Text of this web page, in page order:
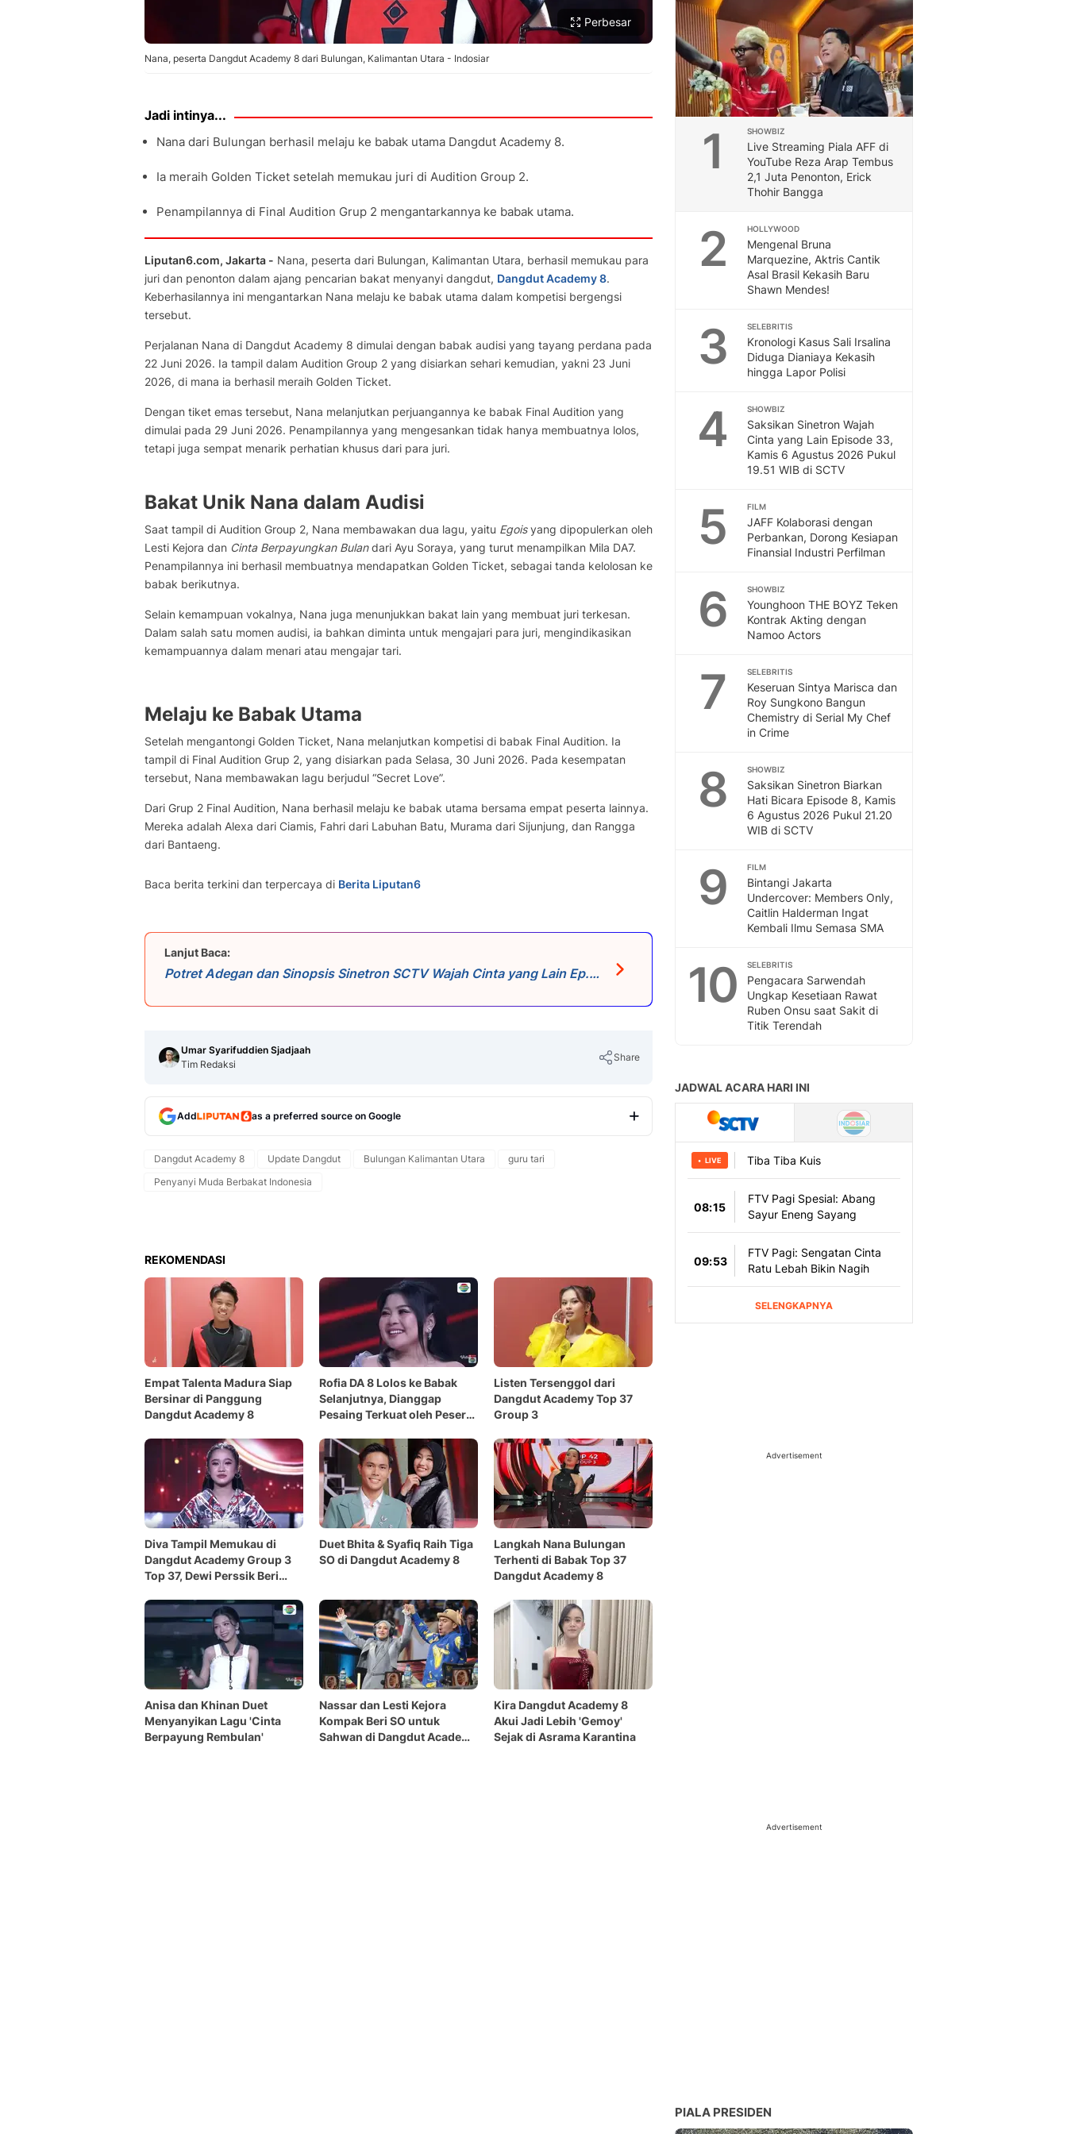
Perbesar
Nana, peserta Dangdut Academy 8 dari Bulungan, Kalimantan Utara - Indosiar
Jadi intinya...
Nana dari Bulungan berhasil melaju ke babak utama Dangdut Academy 8.
Ia meraih Golden Ticket setelah memukau juri di Audition Group 2.
Penampilannya di Final Audition Grup 2 mengantarkannya ke babak utama.
Liputan6.com, Jakarta - Nana, peserta dari Bulungan, Kalimantan Utara, berhasil memukau para
juri dan penonton dalam ajang pencarian bakat menyanyi dangdut, Dangdut Academy 8.
Keberhasilannya ini mengantarkan Nana melaju ke babak utama dalam kompetisi bergengsi
tersebut.
Perjalanan Nana di Dangdut Academy 8 dimulai dengan babak audisi yang tayang perdana pada
22 Juni 2026. Ia tampil dalam Audition Group 2 yang disiarkan sehari kemudian, yakni 23 Juni
2026, di mana ia berhasil meraih Golden Ticket.
Dengan tiket emas tersebut, Nana melanjutkan perjuangannya ke babak Final Audition yang
dimulai pada 29 Juni 2026. Penampilannya yang mengesankan tidak hanya membuatnya lolos,
tetapi juga sempat menarik perhatian khusus dari para juri.
Bakat Unik Nana dalam Audisi
Saat tampil di Audition Group 2, Nana membawakan dua lagu, yaitu Egoisyang dipopulerkan oleh
Lesti Kejora dan Cinta Berpayungkan Bulandari Ayu Soraya, yang turut menampilkan Mila DA7.
Penampilannya ini berhasil membuatnya mendapatkan Golden Ticket, sebagai tanda kelolosan ke
babak berikutnya.
Selain kemampuan vokalnya, Nana juga menunjukkan bakat lain yang membuat juri terkesan.
Dalam salah satu momen audisi, ia bahkan diminta untuk mengajari para juri, mengindikasikan
kemampuannya dalam menari atau mengajar tari.
Melaju ke Babak Utama
Setelah mengantongi Golden Ticket, Nana melanjutkan kompetisi di babak Final Audition. Ia
tampil di Final Audition Grup 2, yang disiarkan pada Selasa, 30 Juni 2026. Pada kesempatan
tersebut, Nana membawakan lagu berjudul “Secret Love”.
Dari Grup 2 Final Audition, Nana berhasil melaju ke babak utama bersama empat peserta lainnya.
Mereka adalah Alexa dari Ciamis, Fahri dari Labuhan Batu, Murama dari Sijunjung, dan Rangga
dari Bantaeng.
Baca berita terkini dan terpercaya di Berita Liputan6
Lanjut Baca:
Potret Adegan dan Sinopsis Sinetron SCTV Wajah Cinta yang Lain Ep.
Umar Syarifuddien Sjadjaah
Tim Redaksi
Share
Add as a preferred source on Google
Dangdut Academy 8 Update Dangdut Bulungan Kalimantan Utara
guru tari
Penyanyi Muda Berbakat Indonesia
REKOMENDASI
Empat Talenta Madura Siap
Bersinar di Panggung
Dangdut Academy 8
Rofia DA 8 Lolos ke Babak
Selanjutnya, Dianggap
Pesaing Terkuat oleh Peserta
Listen Tersenggol dari
Dangdut Academy Top 37
Group 3
Diva Tampil Memukau di
Dangdut Academy Group 3
Top 37, Dewi Perssik Beri
Duet Bhita & Syafiq Raih Tiga
SO di Dangdut Academy 8
Langkah Nana Bulungan
Terhenti di Babak Top 37
Dangdut Academy 8
Anisa dan Khinan Duet
Menyanyikan Lagu 'Cinta
Berpayung Rembulan'
Nassar dan Lesti Kejora
Kompak Beri SO untuk
Sahwan di Dangdut Academy
Kira Dangdut Academy 8
Akui Jadi Lebih 'Gemoy'
Sejak di Asrama Karantina
1 SHOWBIZ
Live Streaming Piala AFF di
YouTube Reza Arap Tembus
2,1 Juta Penonton, Erick
Thohir Bangga
2 HOLLYWOOD
Mengenal Bruna
Marquezine, Aktris Cantik
Asal Brasil Kekasih Baru
Shawn Mendes!
3 SELEBRITIS
Kronologi Kasus Sali Irsalina
Diduga Dianiaya Kekasih
hingga Lapor Polisi
4 SHOWBIZ
Saksikan Sinetron Wajah
Cinta yang Lain Episode 33,
Kamis 6 Agustus 2026 Pukul
19.51 WIB di SCTV
5 FILM
JAFF Kolaborasi dengan
Perbankan, Dorong Kesiapan
Finansial Industri Perfilman
6 SHOWBIZ
Younghoon THE BOYZ Teken
Kontrak Akting dengan
Namoo Actors
7 SELEBRITIS
Keseruan Sintya Marisca dan
Roy Sungkono Bangun
Chemistry di Serial My Chef
in Crime
8 SHOWBIZ
Saksikan Sinetron Biarkan
Hati Bicara Episode 8, Kamis
6 Agustus 2026 Pukul 21.20
WIB di SCTV
9 FILM
Bintangi Jakarta
Undercover: Members Only,
Caitlin Halderman Ingat
Kembali Ilmu Semasa SMA
10 SELEBRITIS
Pengacara Sarwendah
Ungkap Kesetiaan Rawat
Ruben Onsu saat Sakit di
Titik Terendah
Advertisement
Advertisement
PIALA PRESIDEN